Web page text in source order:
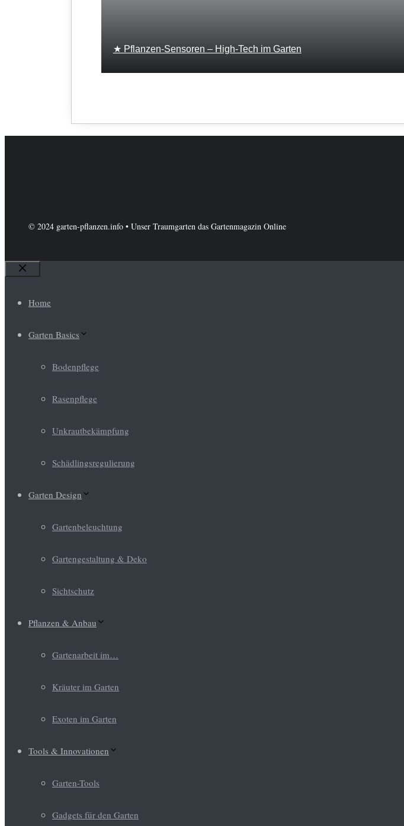
★ Pflanzen-Sensoren – High-Tech im Garten
© 2024 garten-pflanzen.info • Unser Traumgarten das Gartenmagazin Online
Schließen
Home
Garten Basics
Bodenpflege
Rasenpflege
Unkrautbekämpfung
Schädlingsregulierung
Garten Design
Gartenbeleuchtung
Gartengestaltung & Deko
Sichtschutz
Pflanzen & Anbau
Gartenarbeit im…
Kräuter im Garten
Exoten im Garten
Tools & Innovationen
Garten-Tools
Gadgets für den Garten